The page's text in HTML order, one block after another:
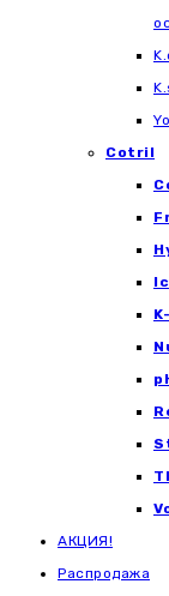
Cotril
АКЦИЯ!
Распродажа